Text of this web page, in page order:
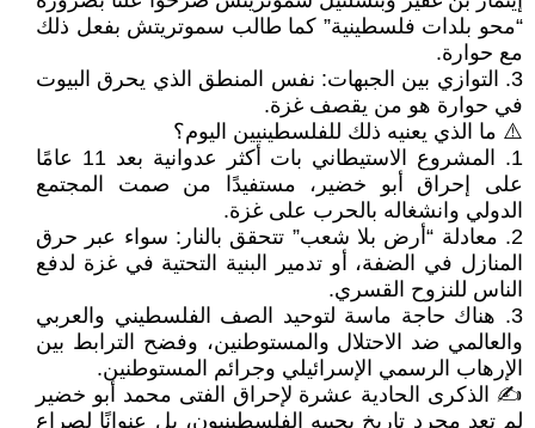
“محو بلدات فلسطينية” كما طالب سموتريتش بفعل ذلك
مع حوارة.
3. التوازي بين الجبهات: نفس المنطق الذي يحرق البيوت
في حوارة هو من يقصف غزة.
⚠️ ما الذي يعنيه ذلك للفلسطينيين اليوم؟
1. المشروع الاستيطاني بات أكثر عدوانية بعد 11 عامًا
على إحراق أبو خضير، مستفيدًا من صمت المجتمع
الدولي وانشغاله بالحرب على غزة.
2. معادلة “أرض بلا شعب” تتحقق بالنار: سواء عبر حرق
المنازل في الضفة، أو تدمير البنية التحتية في غزة لدفع
الناس للنزوح القسري.
3. هناك حاجة ماسة لتوحيد الصف الفلسطيني والعربي
والعالمي ضد الاحتلال والمستوطنين، وفضح الترابط بين
الإرهاب الرسمي الإسرائيلي وجرائم المستوطنين.
✍️ الذكرى الحادية عشرة لإحراق الفتى محمد أبو خضير
لم تعد مجرد تاريخ يحييه الفلسطينيون، بل عنوانًا لصراع